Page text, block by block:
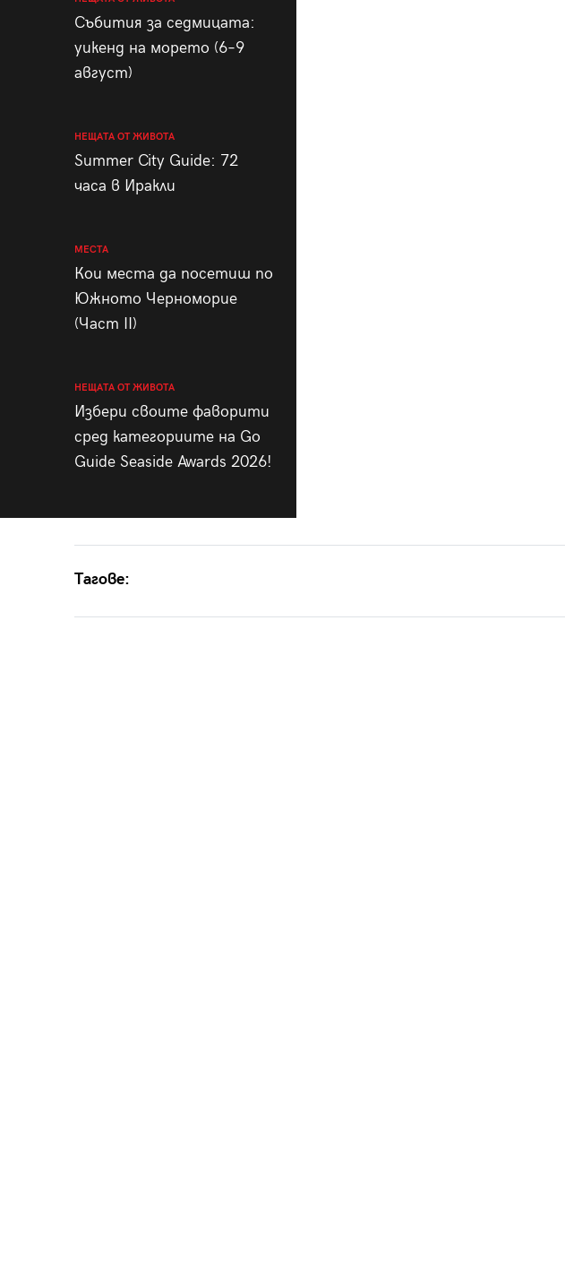
Събития за седмицата:
уикенд на морето (6–9
август)
НЕЩАТА ОТ ЖИВОТА
Summer City Guide: 72
часа в Иракли
МЕСТА
Кои места да посетиш по
Южното Черноморие
(Част II)
НЕЩАТА ОТ ЖИВОТА
Избери своите фаворити
сред категориите на Go
Guide Seaside Awards 2026!
Тагове:
28